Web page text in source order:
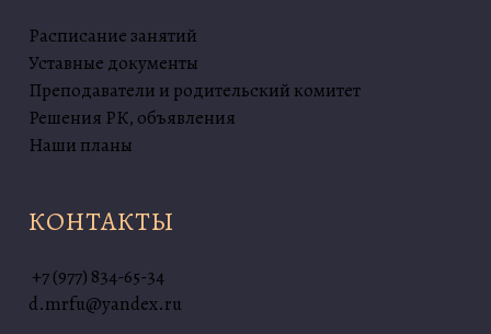
Расписание занятий
Уставные документы
Преподаватели и родительский комитет
Решения РК, объявления
Наши планы
КОНТАКТЫ
+7 (977) 834-65-34
d.mrfu@yandex.ru